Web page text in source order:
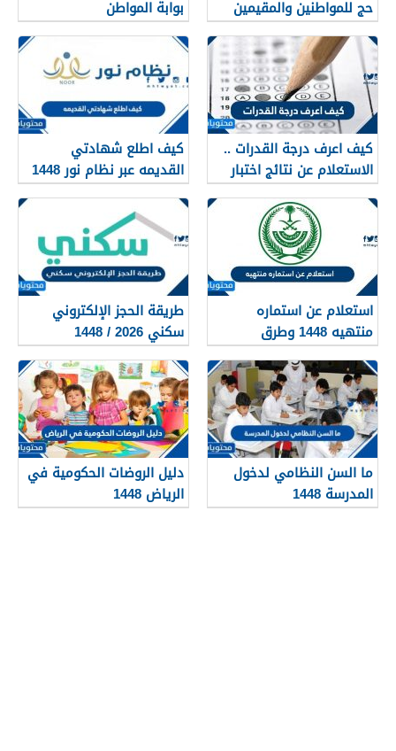
حج للمواطنين والمقيمين
1448
بوابة المواطن
كيف اعرف درجة القدرات ..
الاستعلام عن نتائج اختبار
القدرات 1448
كيف اطلع شهادتي
القديمه عبر نظام نور 1448
استعلام عن استماره
منتهيه 1448 وطرق
تجديدها
طريقة الحجز الإلكتروني
سكني 2026 / 1448
بالتفصيل
ما السن النظامي لدخول
المدرسة 1448
دليل الروضات الحكومية في
الرياض 1448